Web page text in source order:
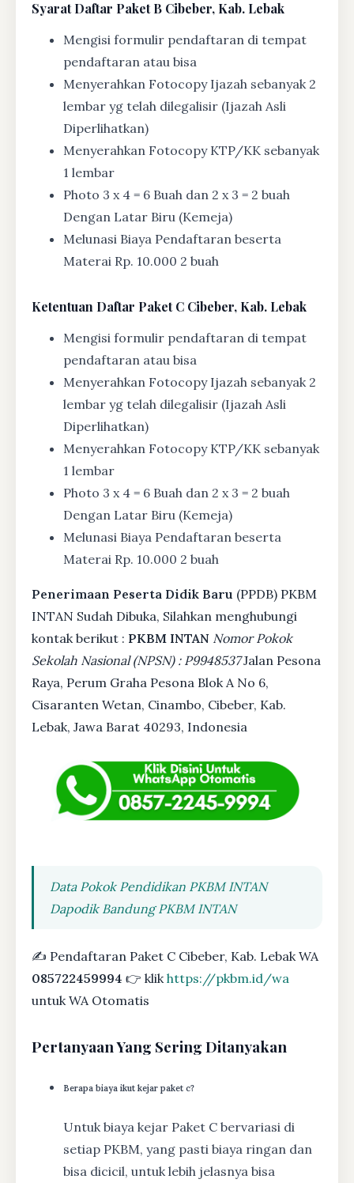
SyaratDaftar Paket B Cibeber, Kab. Lebak
Mengisi formulir pendaftaran di tempat
pendaftaran atau bisa
Menyerahkan Fotocopy Ijazah sebanyak 2
lembar yg telah dilegalisir (Ijazah Asli
Diperlihatkan)
Menyerahkan Fotocopy KTP/KK sebanyak
1 lembar
Photo 3 x 4 = 6 Buah dan 2 x 3 = 2 buah
Dengan Latar Biru (Kemeja)
Melunasi Biaya Pendaftaran beserta
Materai Rp. 10.000 2 buah
Ketentuan Daftar Paket C Cibeber, Kab. Lebak
Mengisi formulir pendaftaran di tempat
pendaftaran atau bisa
Menyerahkan Fotocopy Ijazah sebanyak 2
lembar yg telah dilegalisir (Ijazah Asli
Diperlihatkan)
Menyerahkan Fotocopy KTP/KK sebanyak
1 lembar
Photo 3 x 4 = 6 Buah dan 2 x 3 = 2 buah
Dengan Latar Biru (Kemeja)
Melunasi Biaya Pendaftaran beserta
Materai Rp. 10.000 2 buah
Penerimaan Peserta Didik Baru (PPDB) PKBM
INTAN Sudah Dibuka, Silahkan menghubungi
kontak berikut : PKBM INTAN Nomor Pokok
Sekolah Nasional (NPSN) : P9948537Jalan Pesona
Raya, Perum Graha Pesona Blok A No 6,
Cisaranten Wetan, Cinambo, Cibeber, Kab.
Lebak, Jawa Barat 40293, Indonesia
Data Pokok Pendidikan PKBM INTAN
Dapodik Bandung PKBM INTAN
✍ Pendaftaran Paket C Cibeber, Kab. Lebak WA
085722459994 👉 klikhttps://pkbm.id/wa
untuk WA Otomatis
Pertanyaan Yang Sering Ditanyakan
Berapa biaya ikut kejar paket c?
Untuk biaya kejar Paket C bervariasi di
setiap PKBM, yang pasti biaya ringan dan
bisa dicicil, untuk lebih jelasnya bisa